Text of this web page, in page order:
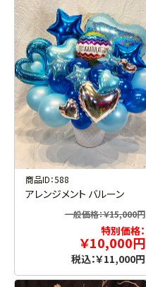
商品ID：588
アレンジメント バルーン
一般価格：￥15,000円
特別価格：
￥10,000円
税込：￥11,000円